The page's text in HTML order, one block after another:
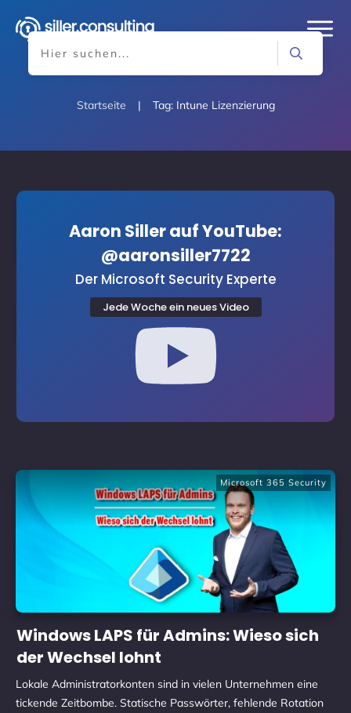
Startseite | Tag: Intune Lizenzierung
Aaron Siller auf YouTube:
@aaronsiller7722
Der Microsoft Security Experte
Jede Woche ein neues Video
Microsoft 365 Security
Windows LAPS für Admins: Wieso sich
der Wechsel lohnt
Lokale Administratorkonten sind in vielen Unternehmen eine
tickende Zeitbombe. Statische Passwörter, fehlende Rotation